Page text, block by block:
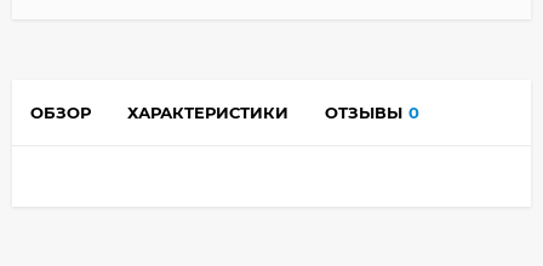
ОБЗОР ХАРАКТЕРИСТИКИ ОТЗЫВЫ 0